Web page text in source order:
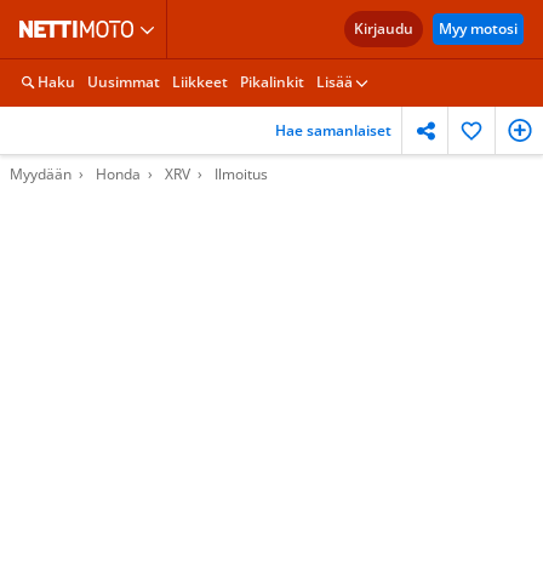
Kirjaudu Myy motosi
Haku Uusimmat Liikkeet Pikalinkit Lisää
Hae samanlaiset
Myydään Honda XRV Ilmoitus